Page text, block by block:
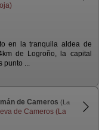
en la tranquila aldea de
de Logroño, la capital
punto ...
de Cameros (La
de Cameros (La